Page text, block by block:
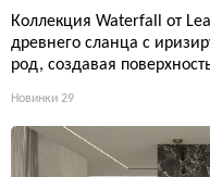
Коллекция Waterfall от
древнего сланца с
род, создавая
Новинки 29